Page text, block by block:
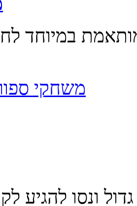
במיוחד
משחקי